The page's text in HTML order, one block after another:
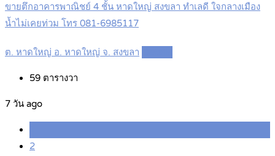
ขายตึกอาคารพาณิชย์ 4 ชั้น หาดใหญ่ สงขลา ทำเลดี ใจกลางเมือง
น้ำไม่เคยท่วม โทร 081-6985117
ต. หาดใหญ่ อ. หาดใหญ่ จ. สงขลา
59 ตารางวา
7 วัน ago
2